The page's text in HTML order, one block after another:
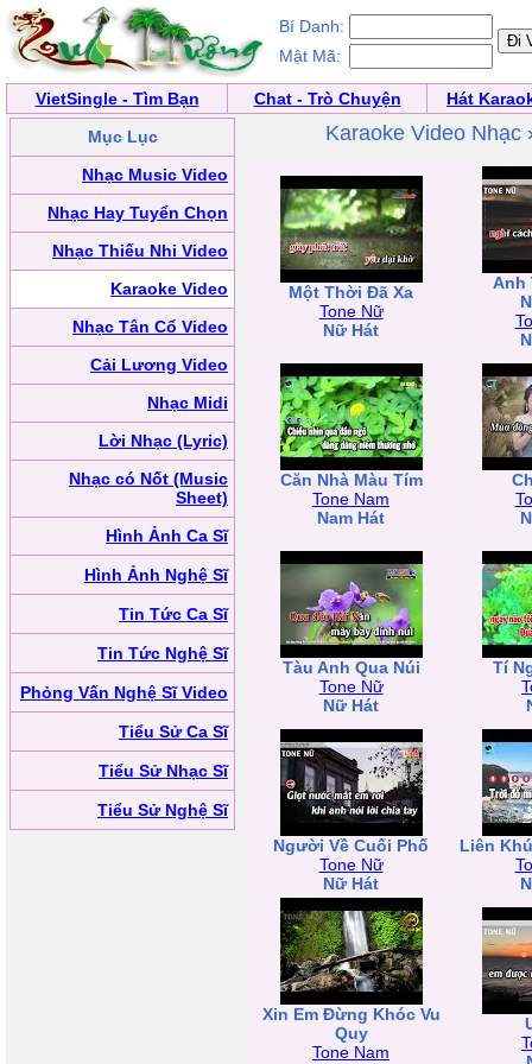
Bí Danh:
Mật Mã:
VietSingle - Tìm Bạn Chat - Trò Chuyện
Hát
Mục Lục
Nhạc Music Video
Nhạc Hay Tuyển Chọn
Nhạc Thiếu Nhi Video
Karaoke Video
Nhạc Tân Cổ Video
Cải Lương Video
Nhạc Midi
Lời Nhạc (Lyric)
Nhạc có Nốt (Music
Sheet)
Hình Ảnh Ca Sĩ
Hình Ảnh Nghệ Sĩ
Tin Tức Ca Sĩ
Tin Tức Nghệ Sĩ
Phỏng Vấn Nghệ Sĩ Video
Tiểu Sử Ca Sĩ
Tiểu Sử Nhạc Sĩ
Tiểu Sử Nghệ Sĩ
Karaoke Video Nhạc
Một Thời Đã Xa
Tone Nữ
Nữ Hát
Anh
Căn Nhà Màu Tím
Tone Nam
Nam Hát
Tàu Anh Qua Núi
Tone Nữ
Nữ Hát
Tí
Người Về Cuối Phố
Tone Nữ
Nữ Hát
Liên
Xin Em Đừng Khóc Vu
Quy
Tone Nam